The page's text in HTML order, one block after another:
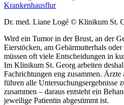
Dr. med. Liane Logé © Klinikum St.
Wird ein Tumor in der Brust, an der
Eierstöcken, am Gebärmutterhals
müssen oft viele Entscheidungen in
Im Klinikum St. Georg arbeiten
Fachrichtungen eng zusammen. Ärzte
führen alle Untersuchungsergebnisse
zusammen – daraus entsteht ein
jeweilige Patientin abgestimmt ist.